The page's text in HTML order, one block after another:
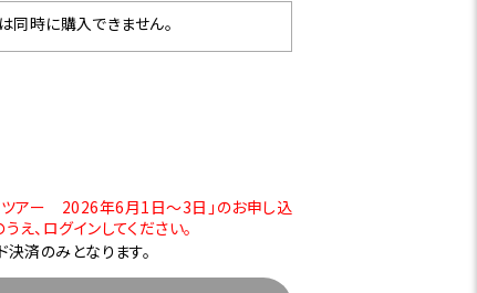
同時に購入できません。
ツアー 2026年6月1日～3日」のお申し込
、ログインしてください。
済のみとなります。